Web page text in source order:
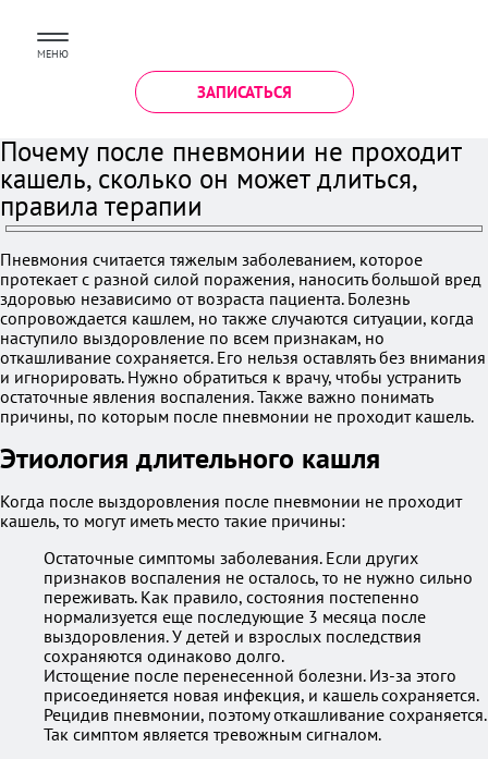
МЕНЮ
ЗАПИСАТЬСЯ
Почему после пневмонии не проходит
кашель, сколько он может длиться,
правила терапии
Пневмония считается тяжелым заболеванием, которое
протекает с разной силой поражения, наносить большой вред
здоровью независимо от возраста пациента. Болезнь
сопровождается кашлем, но также случаются ситуации, когда
наступило выздоровление по всем признакам, но
откашливание сохраняется. Его нельзя оставлять без внимания
и игнорировать. Нужно обратиться к врачу, чтобы устранить
остаточные явления воспаления. Также важно понимать
причины, по которым после пневмонии не проходит кашель.
Этиология длительного кашля
Когда после выздоровления после пневмонии не проходит
кашель, то могут иметь место такие причины:
Остаточные симптомы заболевания. Если других
признаков воспаления не осталось, то не нужно сильно
переживать. Как правило, состояния постепенно
нормализуется еще последующие 3 месяца после
выздоровления. У детей и взрослых последствия
сохраняются одинаково долго.
Истощение после перенесенной болезни. Из-за этого
присоединяется новая инфекция, и кашель сохраняется.
Рецидив пневмонии, поэтому откашливание сохраняется.
Так симптом является тревожным сигналом.